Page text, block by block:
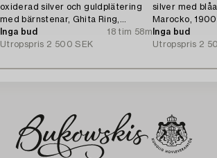
oxiderad silver och guldplätering
med bärnstenar, Ghita Ring,
Danmark.
Inga bud
18 tim 58m
Utropspris 2 500 SEK
silver med
Marocko,
Inga bud
Utropspris 2